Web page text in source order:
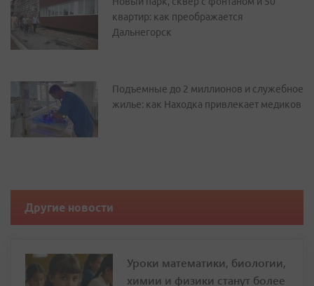
квартир: как преображается
Дальнегорск
Подъемные до 2 миллионов и служебное
жилье: как Находка привлекает медиков
Другие новости
Уроки математики, биологии,
химии и физики станут более